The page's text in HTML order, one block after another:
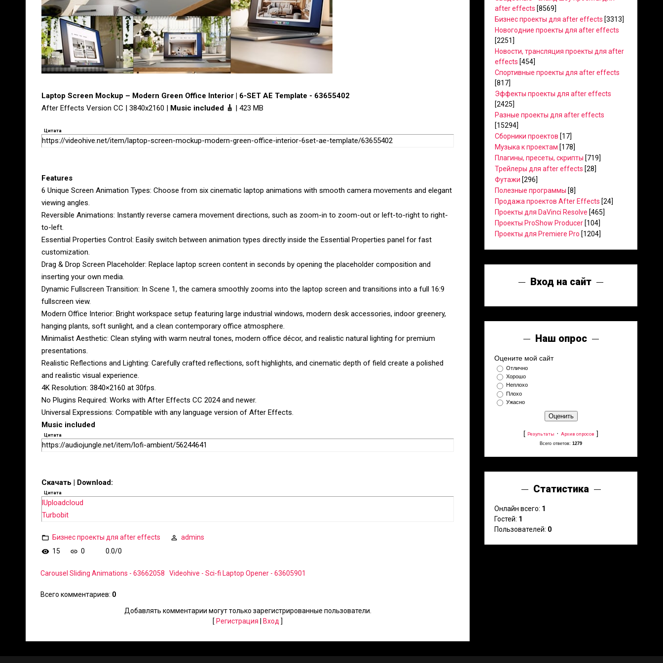
Laptop Screen Mockup – Modern Green Office Interior | 6-SET AE Template - 63655402
After Effects Version CC | 3840x2160 | Music included 🎸 | 423 MB
Цитата
https://videohive.net/item/laptop-screen-mockup-modern-green-office-interior-6set-ae-template/63655402
Features
6 Unique Screen Animation Types: Choose from six cinematic laptop animations with smooth camera movements and elegant
viewing angles.
Reversible Animations: Instantly reverse camera movement directions, such as zoom-in to zoom-out or left-to-right to right-
to-left.
Essential Properties Control: Easily switch between animation types directly inside the Essential Properties panel for fast
customization.
Drag & Drop Screen Placeholder: Replace laptop screen content in seconds by opening the placeholder composition and
inserting your own media.
Dynamic Fullscreen Transition: In Scene 1, the camera smoothly zooms into the laptop screen and transitions into a full 16:9
fullscreen view.
Modern Office Interior: Bright workspace setup featuring large industrial windows, modern desk accessories, indoor greenery,
hanging plants, soft sunlight, and a clean contemporary office atmosphere.
Minimalist Aesthetic: Clean styling with warm neutral tones, modern office décor, and realistic natural lighting for premium
presentations.
Realistic Reflections and Lighting: Carefully crafted reflections, soft highlights, and cinematic depth of field create a polished
and realistic visual experience.
4K Resolution: 3840×2160 at 30fps.
No Plugins Required: Works with After Effects CC 2024 and newer.
Universal Expressions: Compatible with any language version of After Effects.
Music included
Цитата
https://audiojungle.net/item/lofi-ambient/56244641
Скачать | Download:
Цитата
lUploadcloud
Turbobit
Бизнес проекты для after effects
admins
15
0 0.0/0
Carousel Sliding Animations - 63662058 Videohive - Sci-fi Laptop Opener - 63605901
Всего комментариев: 0
Добавлять комментарии могут только зарегистрированные пользователи.
[ Регистрация Вход ]
after effects [8569]
Бизнес проекты для after effects [3313]
Новогодние проекты для after effects
[2251]
Новости, трансляция проекты для after
effects [454]
Спортивные проекты для after effects
[817]
Эффекты проекты для after effects
[2425]
Разные проекты для after effects
[15294]
Сборники проектов [17]
Музыка к проектам [178]
Плагины, пресеты, скрипты [719]
Трейлеры для after effects [28]
Футажи [296]
Полезные программы [8]
Продажа проектов After Effects [24]
Проекты для DaVinci Resolve [465]
Проекты ProShow Producer [104]
Проекты для Premiere Pro [1204]
Вход на сайт
Наш опрос
Оцените мой сайт
Отлично
Хорошо
Неплохо
Плохо
Ужасно
[ Результаты · Архив опросов ]
Всего ответов: 1279
Статистика
Онлайн всего: 1
Гостей: 1
Пользователей: 0